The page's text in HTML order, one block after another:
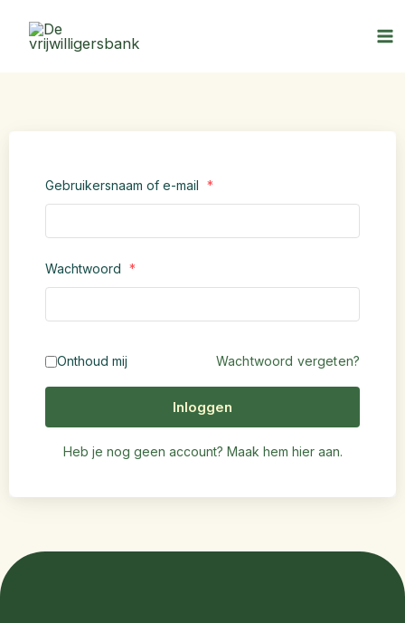
naar
Login – URM
Gebruikersnaam of e-mail *
Wachtwoord *
Onthoud mij Wachtwoord vergeten?
Inloggen
Heb je nog geen account? Maak hem hier aan.